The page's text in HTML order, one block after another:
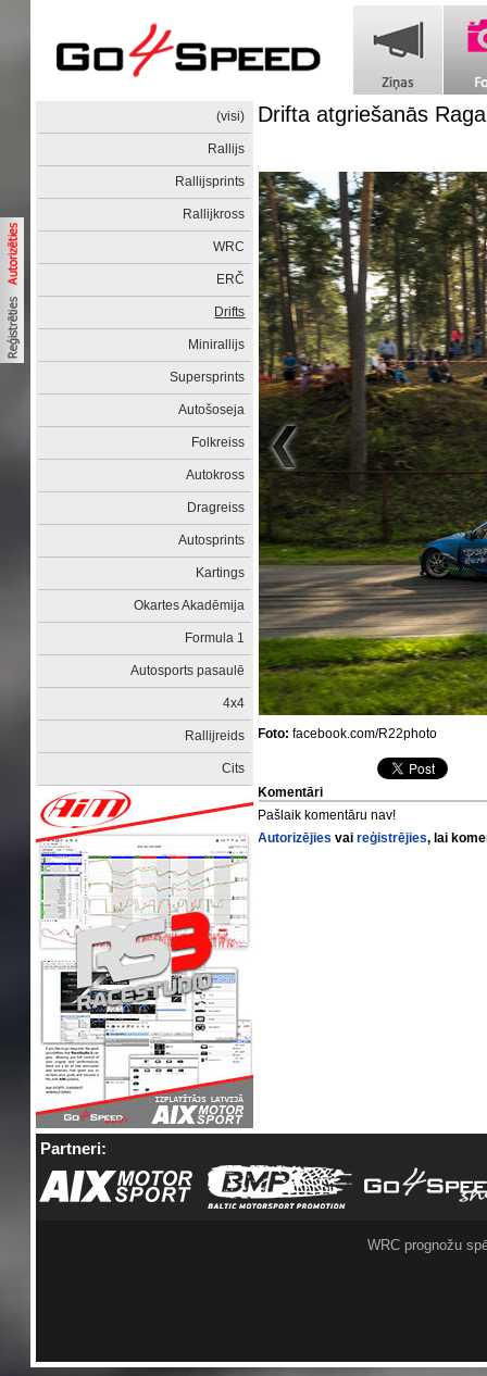
(visi)
Rallijs
Rallijsprints
Rallijkross
WRC
ERČ
Drifts
Minirallijs
Supersprints
Autošoseja
Folkreiss
Autokross
Dragreiss
Autosprints
Kartings
Okartes Akadēmija
Formula 1
Autosports pasaulē
4x4
Rallijreids
Cits
Drifta atgriešanās
Foto: facebook.com/R22photo
Komentāri
Pašlaik komentāru nav!
Autorizējies vaireģistrējies, lai
Partneri:
WRC prognožu